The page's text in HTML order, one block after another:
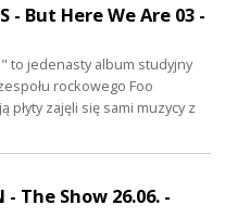
- But Here We Are 03 -
to jedenasty album studyjny
rockowego Foo
płyty zajęli się sami muzycy z
- The Show 26.06. -